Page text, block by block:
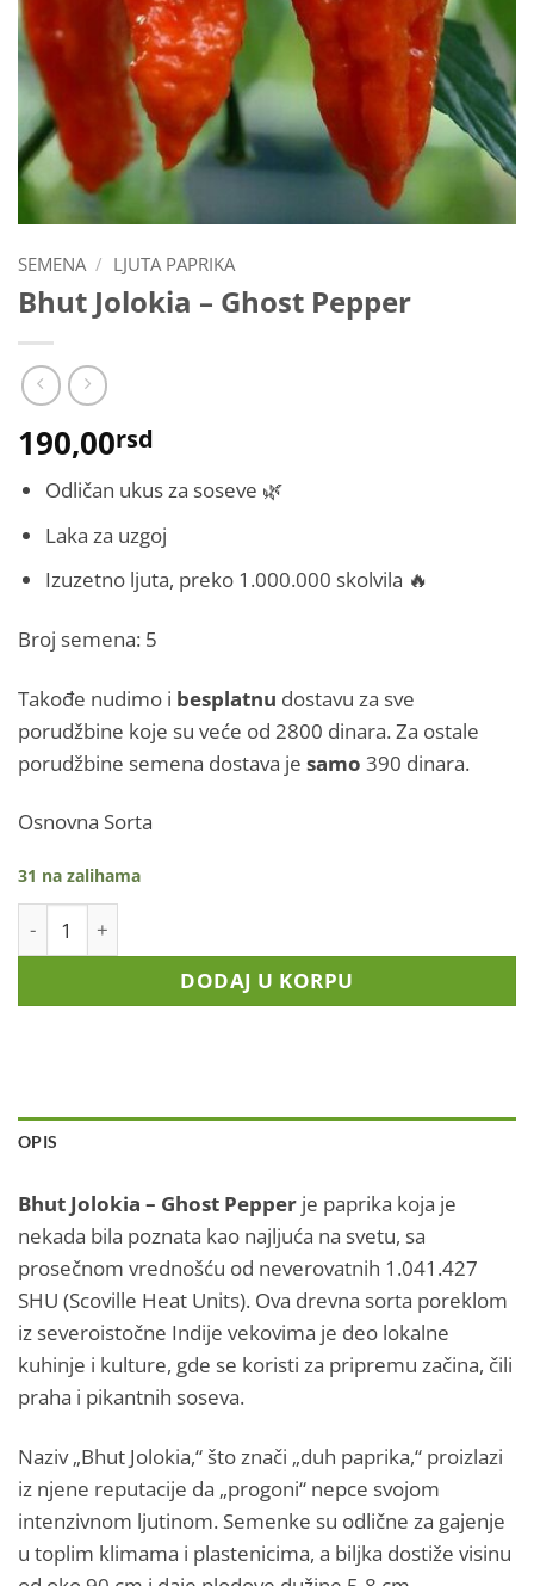
SEMENA / LJUTA PAPRIKA
Bhut Jolokia – Ghost Pepper
190,00rsd
Odličan ukus za soseve 🌿
Laka za uzgoj
Izuzetno ljuta, preko 1.000.000 skolvila 🔥
Broj semena: 5
Takođe nudimo i besplatnu dostavu za sve
porudžbine koje su veće od 2800 dinara. Za ostale
porudžbine semena dostava je samo 390 dinara.
Osnovna Sorta
31 na zalihama
DODAJ U KORPU
OPIS
Bhut Jolokia – Ghost Pepper je paprika koja je
nekada bila poznata kao najljuća na svetu, sa
prosečnom vrednošću od neverovatnih 1.041.427
SHU (Scoville Heat Units). Ova drevna sorta poreklom
iz severoistočne Indije vekovima je deo lokalne
kuhinje i kulture, gde se koristi za pripremu začina, čili
praha i pikantnih soseva.
Naziv „Bhut Jolokia,“ što znači „duh paprika,“ proizlazi
iz njene reputacije da „progoni“ nepce svojom
intenzivnom ljutinom. Semenke su odlične za gajenje
u toplim klimama i plastenicima, a biljka dostiže visinu